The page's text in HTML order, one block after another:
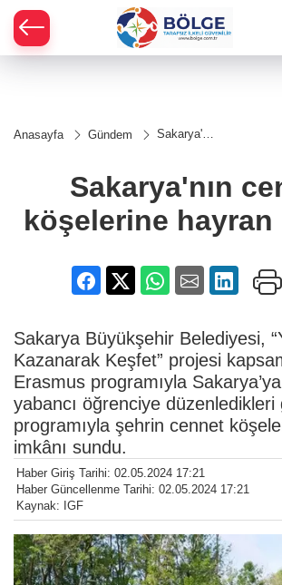
Anasayfa Gündem
Sakarya'nın
hayran
kaldılar
Sakarya'nın
köşelerine hayran
Sakarya Büyükşehir Belediyesi,
Kazanarak Keşfet” projesi
Erasmus programıyla
yabancı öğrenciye düzenledikleri
programıyla şehrin cennet
imkânı sundu.
Haber Giriş Tarihi: 02.05.2024 17:21
Haber Güncellenme Tarihi: 02.05.2024 17:21
Kaynak: IGF